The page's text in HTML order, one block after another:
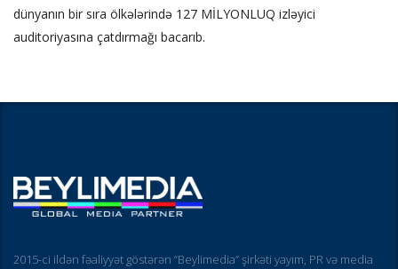
dünyanın bir sıra ölkələrində 127 MİLYONLUQ izləyici
auditoriyasına çatdırmağı bacarıb.
2015-ci ildən fəaliyyət göstərən “Beylimedia” şirkəti yayım, PR və media